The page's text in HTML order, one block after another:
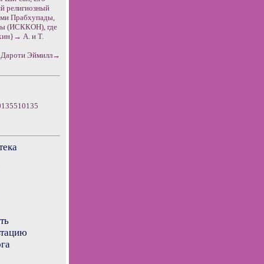
религиозный
Прабхупады,
(ИСККОН), где
А. и Т.
Эймилл→